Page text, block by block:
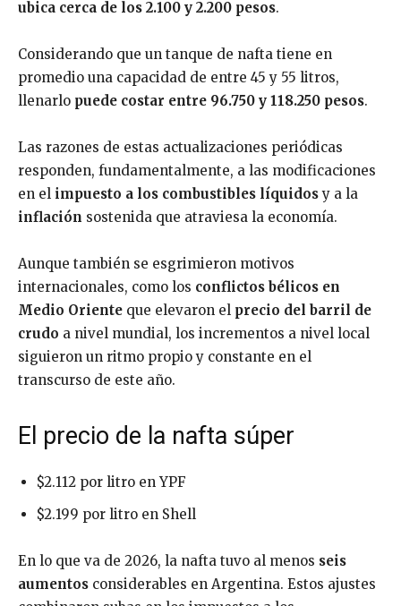
ubica cerca de los 2.100 y 2.200 pesos.
Considerando que un tanque de nafta tiene en
promedio una capacidad de entre 45 y 55 litros,
llenarlo puede costar entre 96.750 y 118.250 pesos.
Las razones de estas actualizaciones periódicas
responden, fundamentalmente, a las modificaciones
en el impuesto a los combustibles líquidosy a la
inflación sostenida que atraviesa la economía.
Aunque también se esgrimieron motivos
internacionales, como los conflictos bélicos en
Medio Oriente que elevaron el precio del barril de
crudo a nivel mundial, los incrementos a nivel local
siguieron un ritmo propio y constante en el
transcurso de este año.
El precio de la nafta súper
$2.112 por litro en YPF
$2.199 por litro en Shell
En lo que va de 2026, la nafta tuvo al menos seis
aumentos considerables en Argentina. Estos ajustes